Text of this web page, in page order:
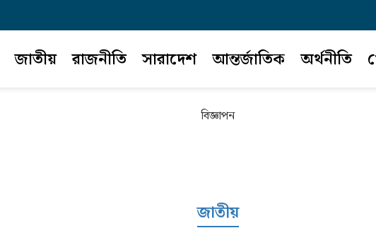
জাতীয় রাজনীতি সারাদেশ আন্তর্জাতিক অর্থনীতি
বিজ্ঞাপন
জাতীয়